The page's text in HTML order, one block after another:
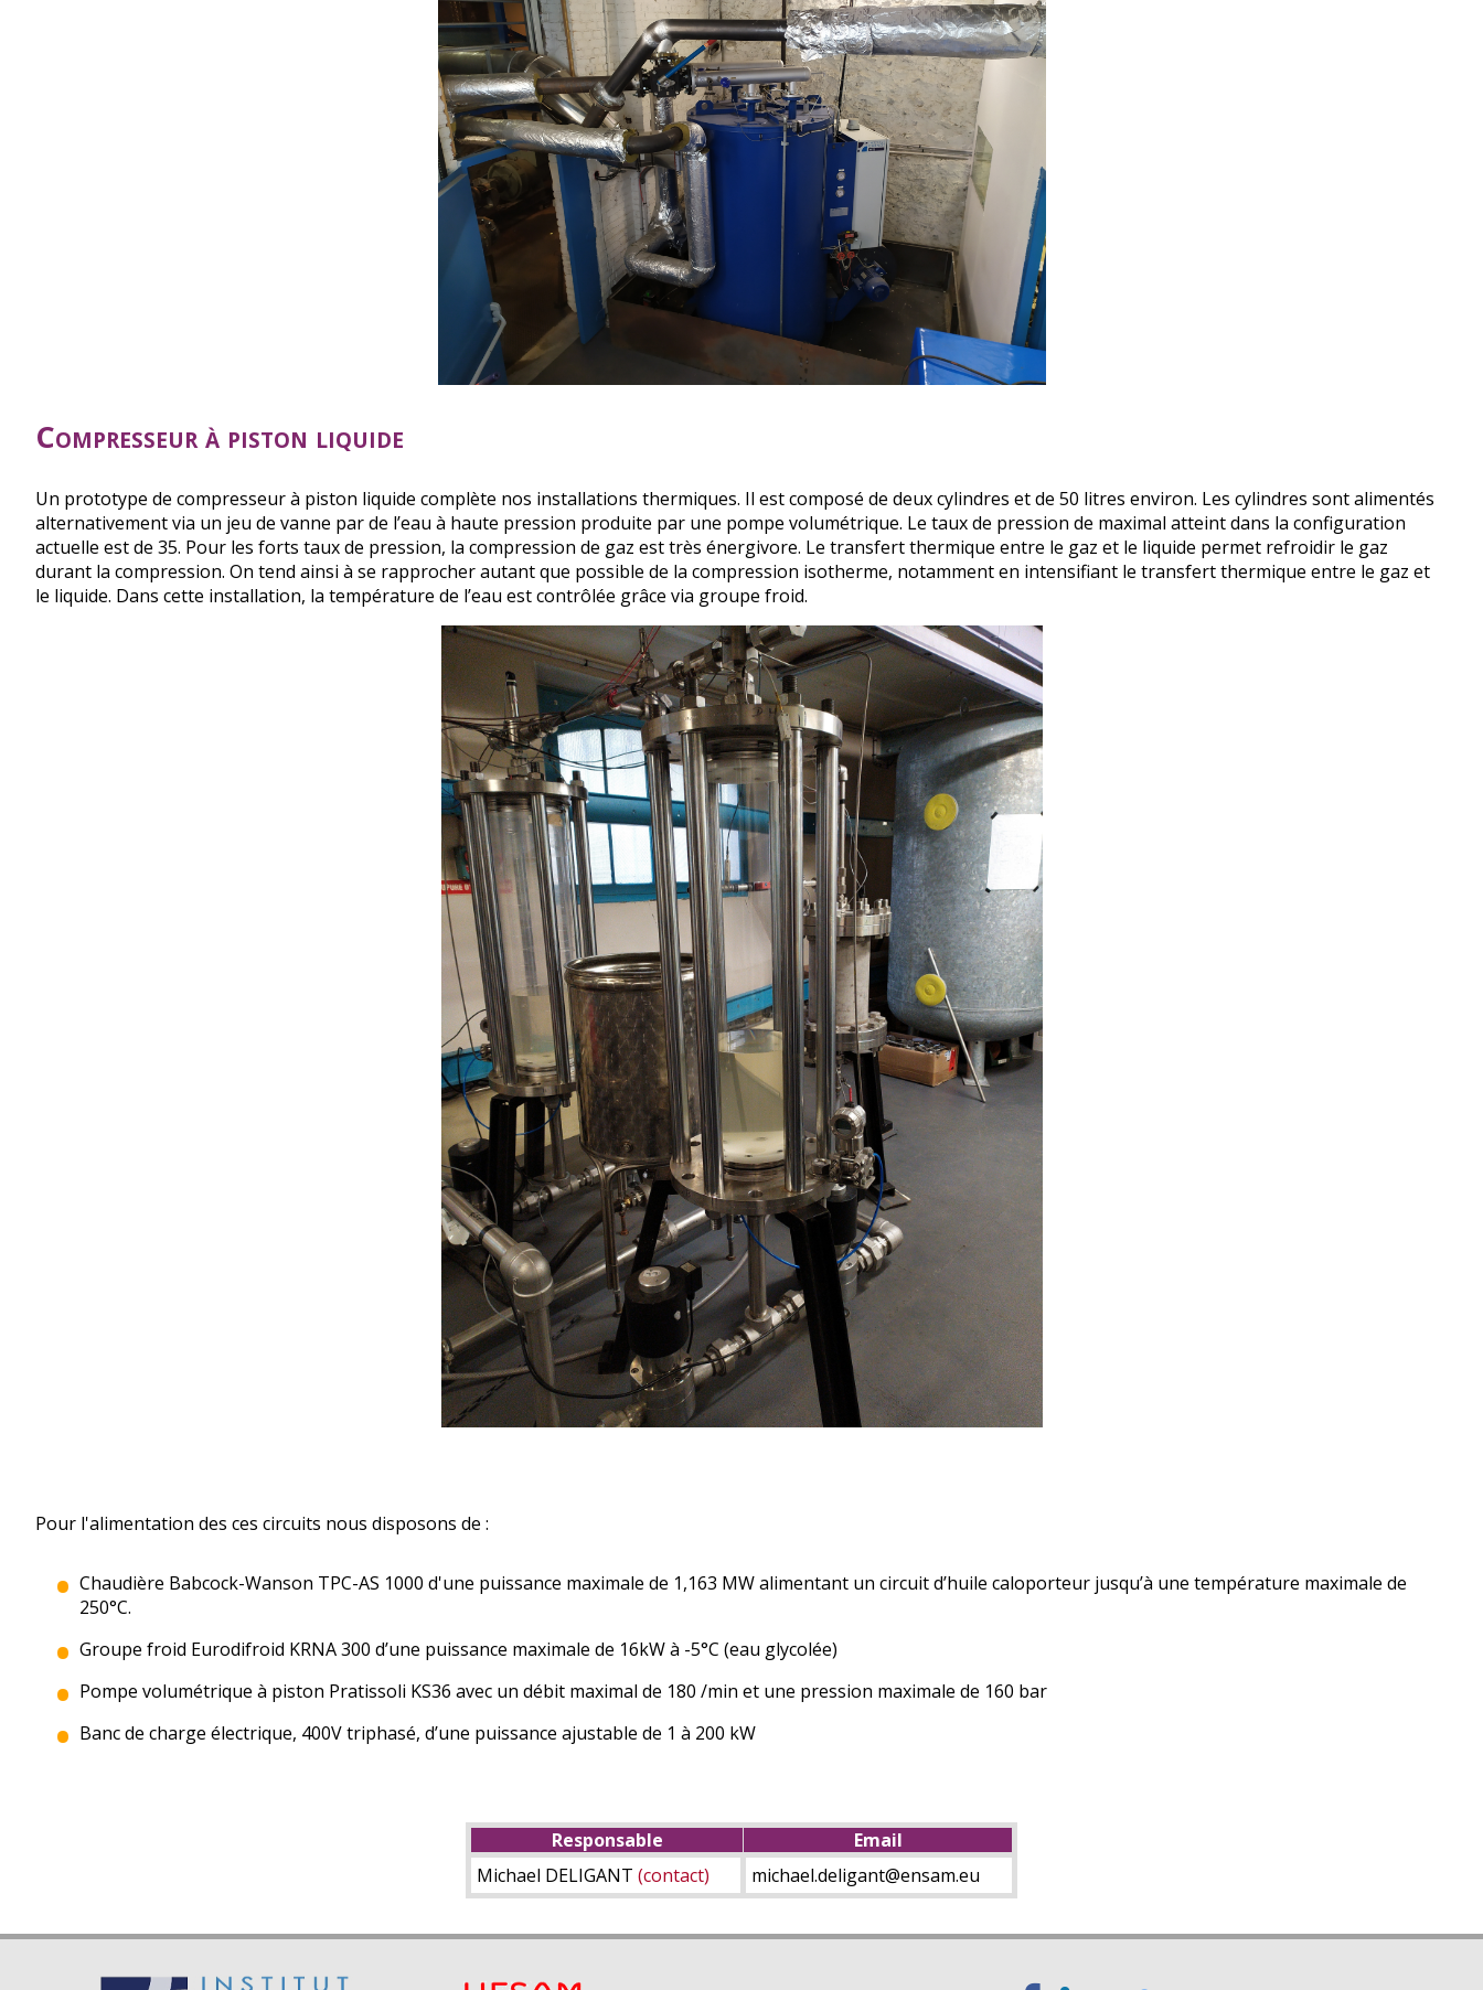
Compresseur à piston liquide
Un prototype de compresseur à piston liquide complète nos installations thermiques. Il est composé de deux cylindres et de 50 litres environ. Les cylindres sont alimentés
alternativement via un jeu de vanne par de l’eau à haute pression produite par une pompe volumétrique. Le taux de pression de maximal atteint dans la configuration
actuelle est de 35. Pour les forts taux de pression, la compression de gaz est très énergivore. Le transfert thermique entre le gaz et le liquide permet refroidir le gaz
durant la compression. On tend ainsi à se rapprocher autant que possible de la compression isotherme, notamment en intensifiant le transfert thermique entre le gaz et
le liquide. Dans cette installation, la température de l’eau est contrôlée grâce via groupe froid.
Pour l'alimentation des ces circuits nous disposons de :
Chaudière Babcock-Wanson TPC-AS 1000 d'une puissance maximale de 1,163 MW alimentant un circuit d’huile caloporteur jusqu’à une température maximale de
250°C.
Groupe froid Eurodifroid KRNA 300 d’une puissance maximale de 16kW à -5°C (eau glycolée)
Pompe volumétrique à piston Pratissoli KS36 avec un débit maximal de 180 /min et une pression maximale de 160 bar
Banc de charge électrique, 400V triphasé, d’une puissance ajustable de 1 à 200 kW
Responsable
Email
Michael DELIGANT (contact) michael.deligant@ensam.eu